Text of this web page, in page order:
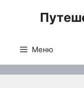
Меню